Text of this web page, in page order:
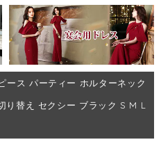
ース パーティー ホルターネック
り替え セクシー ブラック S M L